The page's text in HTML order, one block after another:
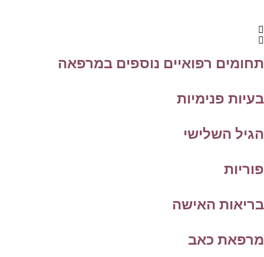
תחומים רפואיים נוספים במרפאה
בעיות פנימיות
הגיל השלישי
פוריות
בריאות האישה
מרפאת כאב